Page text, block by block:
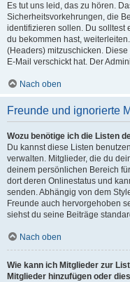
Es tut uns leid, das zu hören.
Sicherheitsvorkehrungen, die
identifizieren sollen. Du solltest
du bekommen hast,
(Headers) mitzuschicken.
E-Mail verschickt hat. Der
Nach oben
Freunde und ignorierte
Wozu benötige ich die Listen
Du kannst diese Listen
verwalten. Mitglieder, die du
deinem persönlichen Bereich
dort deren Onlinestatus und
senden. Abhängig von dem
Freunde auch hervorgehoben
siehst du seine Beiträge
Nach oben
Wie kann ich Mitglieder zur
Mitglieder hinzufügen oder